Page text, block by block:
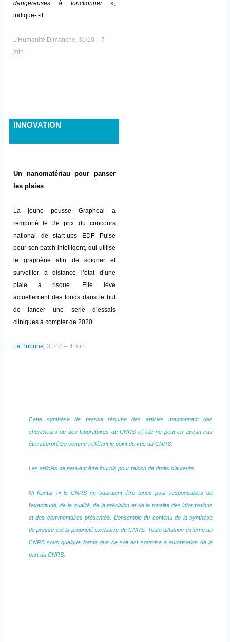
dangereuses à fonctionner»,
indique-t-il.
L’Humanité Dimanche, 31/10 – 7
min
INNOVATION
Un nanomatériau pour panser
les plaies
La jeune pousse Grapheal a
remporté le 3e prix du concours
national de start-ups EDF Pulse
pour son patch intelligent, qui utilise
le graphène afin de soigner et
surveiller à distance l’état d’une
plaie à risque. Elle lève
actuellement des fonds dans le but
de lancer une série d’essais
cliniques à compter de 2020.
La Tribune, 31/10 – 4 min
Cette synthèse de presse résume des articles mentionnant des
chercheurs ou des laboratoires du CNRS et elle ne peut en aucun cas
être interprétée comme reflétant le point de vue du CNRS.
Les articles ne peuvent être fournis pour raison de droits d’auteurs.
Ni Kantar ni le CNRS ne sauraient être tenus pour responsables de
l’exactitude, de la qualité, de la précision et de la tonalité des informations
et des commentaires présentés. L’ensemble du contenu de la synthèse
de presse est la propriété exclusive du CNRS. Toute diffusion externe au
CNRS sous quelque forme que ce soit est soumise à autorisation de la
part du CNRS.